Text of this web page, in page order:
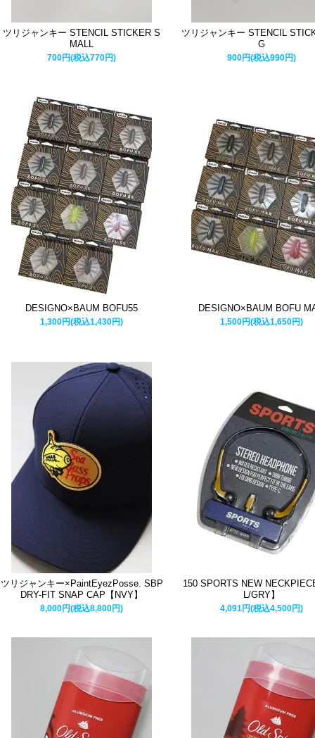
ツリジャンキー STENCIL STICKER S
MALL
700円(税込770円)
ツリジャンキー STENCIL
G
900円(税込990円)
DESIGNO×BAUM BOFU55
1,300円(税込1,430円)
DESIGNO×BAUM BOFU
1,500円(税込1,650円)
ツリジャンキー×PaintEyezPosse. SBP
DRY-FIT SNAP CAP【NVY】
8,000円(税込8,800円)
150 SPORTS NEW
L/GRY】
4,091円(税込4,500円)